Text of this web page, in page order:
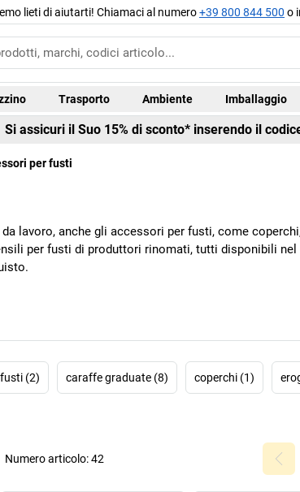
lieti di aiutarti! Chiamaci al numero+39 800 844 500 o
Trasporto Ambiente Imballaggio
Si assicuri il Suo 15% di sconto* inserendo il
per fusti
lavoro, anche gli accessori per fusti, come
per fusti di produttori rinomati, tutti disponibili
(2) caraffe graduate (8) coperchi (1)
Numero articolo:42